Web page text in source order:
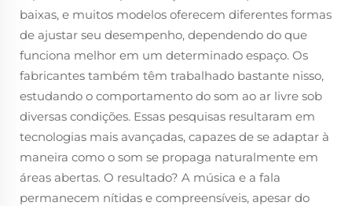
baixas, e muitos modelos oferecem diferentes formas
de ajustar seu desempenho, dependendo do que
funciona melhor em um determinado espaço. Os
fabricantes também têm trabalhado bastante nisso,
estudando o comportamento do som ao ar livre sob
diversas condições. Essas pesquisas resultaram em
tecnologias mais avançadas, capazes de se adaptar à
maneira como o som se propaga naturalmente em
áreas abertas. O resultado? A música e a fala
permanecem nítidas e compreensíveis, apesar do